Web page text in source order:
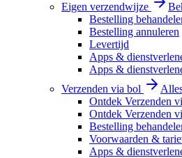
Eigen verzendwijze
Bestelling
Bestelling annuleren
Levertijd
Apps &
Apps &
Verzenden via bol
Ontdek Verzenden
Ontdek Verzenden
Bestelling
Voorwaarden &
Apps &